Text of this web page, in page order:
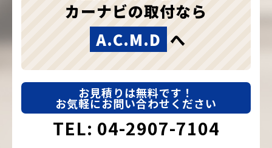
カーナビの取付なら
A.C.M.D へ
お見積りは無料です！
お気軽にお問い合わせください
TEL: 04-2907-7104